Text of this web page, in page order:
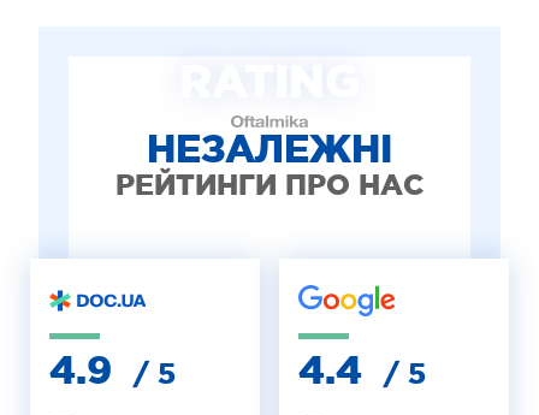
НЕЗАЛЕЖНІ
РЕЙТИНГИ ПРО НАС
4.9 / 5 4.4 / 5